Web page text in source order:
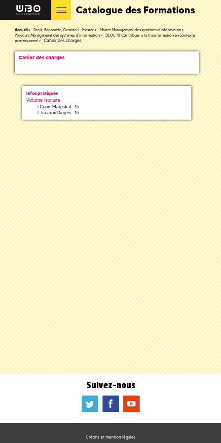
Catalogue des Formations
Accueil Droit, Economie, Gestion Master
Master Management des systèmes d'information
Parcours Management des systèmes d'information
BLOC 10 Contribuer à la transformation en contexte
professionnel
Cahier des charges
Cahier des charges
Infos pratiques
Volume horaire
Cours Magistral : 7h
Travaux Dirigés : 7h
Suivez-nous
a b f
Crédits et mention légales